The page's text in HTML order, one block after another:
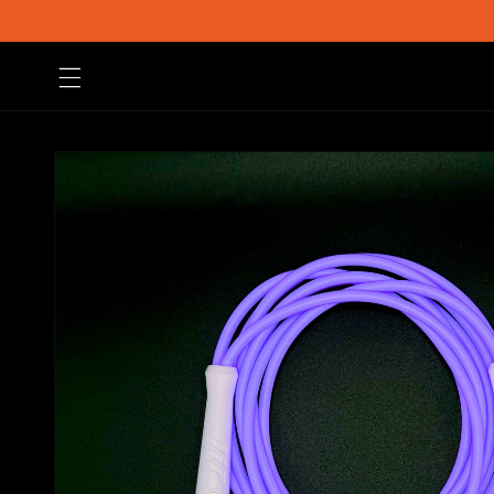
ai contenuti
Passa alle